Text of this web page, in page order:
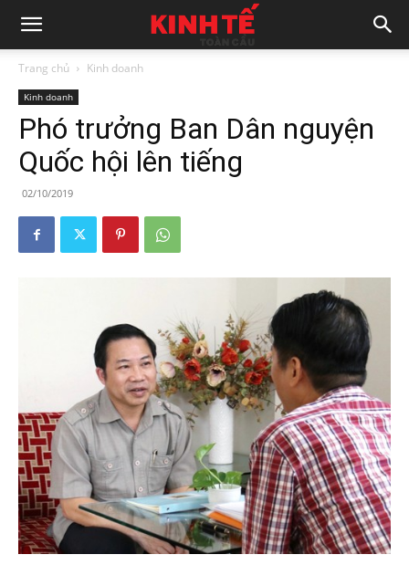
Trang chủ Kinh doanh
Kinh doanh
Phó trưởng Ban Dân nguyện
Quốc hội lên tiếng
02/10/2019